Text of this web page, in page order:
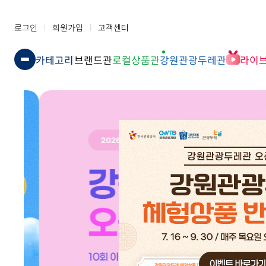
로그인 회원가입 고객센터
카테고리브랜드관로컬상품관강원관광두레관 라이